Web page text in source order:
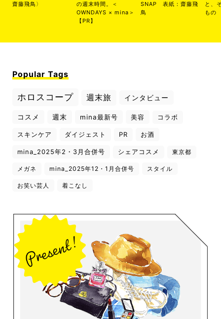
齋藤飛鳥〉
の週末時間。＜
OWNDAYS × mina＞
【PR】
SNAP 表紙：齋藤飛
鳥
と、
もの
Popular Tags
ホロスコープ 週末旅 インタビュー
コスメ 週末 mina最新号 美容 コラボ
スキンケア ダイジェスト PR お酒
mina_2025年2・3月合併号 シェアコスメ 東京都
メガネ mina_2025年12・1月合併号 スタイル
お笑い芸人 着こなし